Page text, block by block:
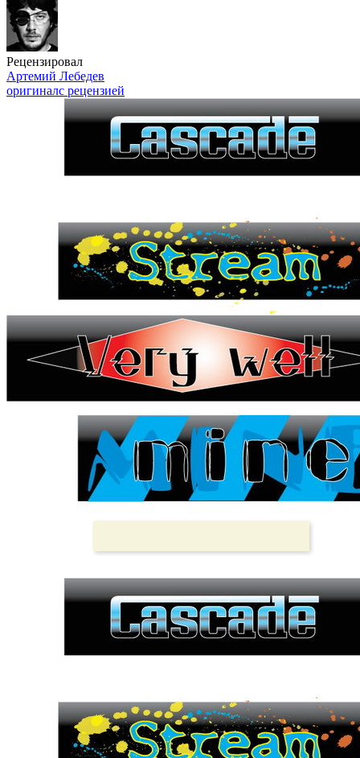
Рецензировал
Артемий Лебедев
оригиналс рецензией